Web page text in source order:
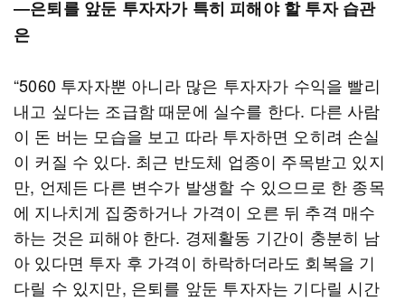
―은퇴를 앞둔 투자자가 특히 피해야 할 투자 습관
은
“5060 투자자뿐 아니라 많은 투자자가 수익을 빨리
내고 싶다는 조급함 때문에 실수를 한다. 다른 사람
이 돈 버는 모습을 보고 따라 투자하면 오히려 손실
이 커질 수 있다. 최근 반도체 업종이 주목받고 있지
만, 언제든 다른 변수가 발생할 수 있으므로 한 종목
에 지나치게 집중하거나 가격이 오른 뒤 추격 매수
하는 것은 피해야 한다. 경제활동 기간이 충분히 남
아 있다면 투자 후 가격이 하락하더라도 회복을 기
다릴 수 있지만, 은퇴를 앞둔 투자자는 기다릴 시간